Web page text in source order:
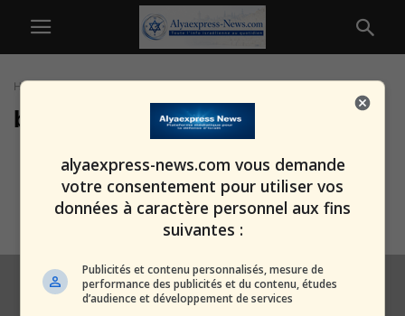
Home
blocus Iran maritime terrestre
« Avec nous ou contre nous » :
Trump pose un ultimatum à...
alxprss_sab 22 mars 2026
alyaexpress-news.com vous demande
votre consentement pour utiliser vos
données à caractère personnel aux fins
suivantes :
Publicités et contenu personnalisés, mesure de
performance des publicités et du contenu, études
d’audience et développement de services